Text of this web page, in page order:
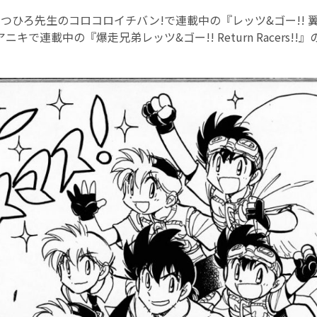
ひろ先生のコロコロイチバン!で連載中の『レッツ&ゴー!!
ニキで連載中の『爆走兄弟レッツ&ゴー!! Return Racers!!』